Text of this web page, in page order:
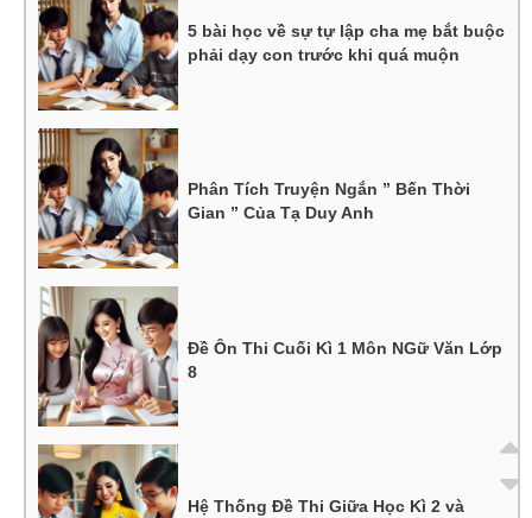
5 bài học về sự tự lập cha mẹ bắt buộc
phải dạy con trước khi quá muộn
Phân Tích Truyện Ngắn ” Bến Thời
Gian ” Của Tạ Duy Anh
Đề Ôn Thi Cuối Kì 1 Môn NGữ Văn Lớp
8
Hệ Thống Đề Thi Giữa Học Kì 2 và